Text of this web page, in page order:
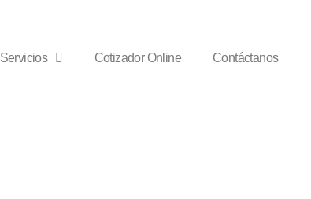
Servicios Cotizador Online Contáctanos